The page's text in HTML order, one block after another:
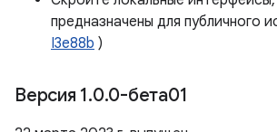
предназначены для публичного
I3e88b )
Версия 1.0.0-бета01